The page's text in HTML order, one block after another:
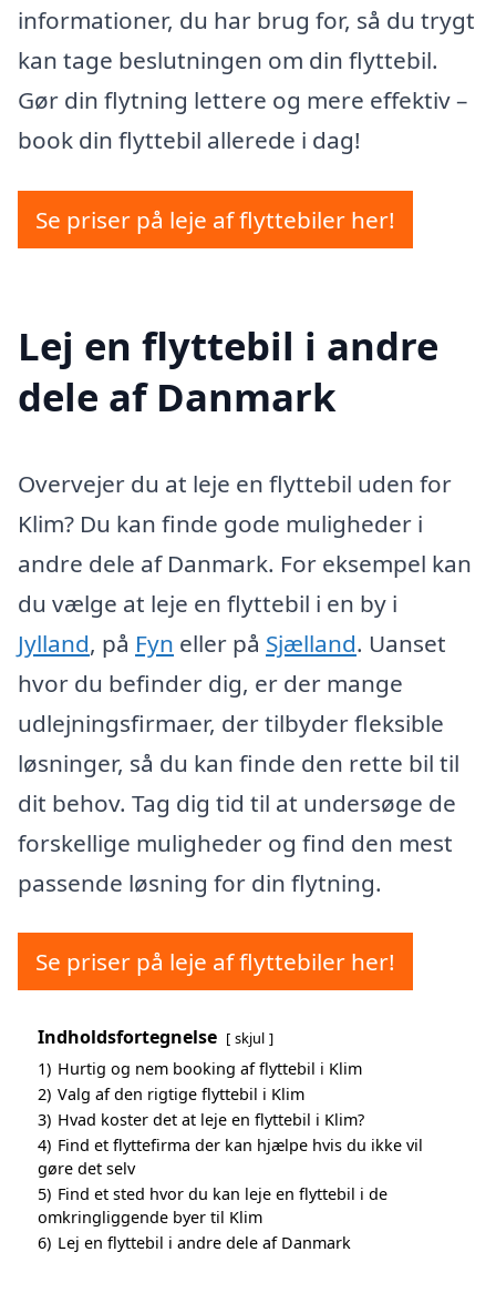
informationer, du har brug for, så du trygt
kan tage beslutningen om din flyttebil.
Gør din flytning lettere og mere effektiv –
book din flyttebil allerede i dag!
Se priser på leje af flyttebiler her!
Lej en flyttebil i andre
dele af Danmark
Overvejer du at leje en flyttebil uden for
Klim? Du kan finde gode muligheder i
andre dele af Danmark. For eksempel kan
du vælge at leje en flyttebil i en by i
Jylland, på Fyn eller på Sjælland. Uanset
hvor du befinder dig, er der mange
udlejningsfirmaer, der tilbyder fleksible
løsninger, så du kan finde den rette bil til
dit behov. Tag dig tid til at undersøge de
forskellige muligheder og find den mest
passende løsning for din flytning.
Se priser på leje af flyttebiler her!
Indholdsfortegnelse skjul
1) Hurtig og nem booking af flyttebil i Klim
2) Valg af den rigtige flyttebil i Klim
3) Hvad koster det at leje en flyttebil i Klim?
4) Find et flyttefirma der kan hjælpe hvis du ikke vil
gøre det selv
5) Find et sted hvor du kan leje en flyttebil i de
omkringliggende byer til Klim
6) Lej en flyttebil i andre dele af Danmark